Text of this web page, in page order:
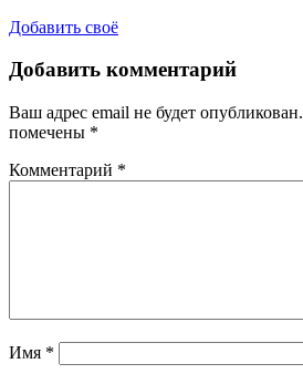
Добавить своё
Добавить комментарий
Ваш адрес email не будет опубликован.
помечены *
Комментарий *
Имя *